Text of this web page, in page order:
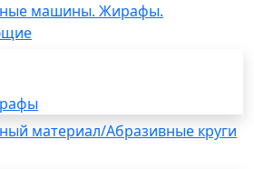
машины. Жирафы.
материал/Абразивные круги